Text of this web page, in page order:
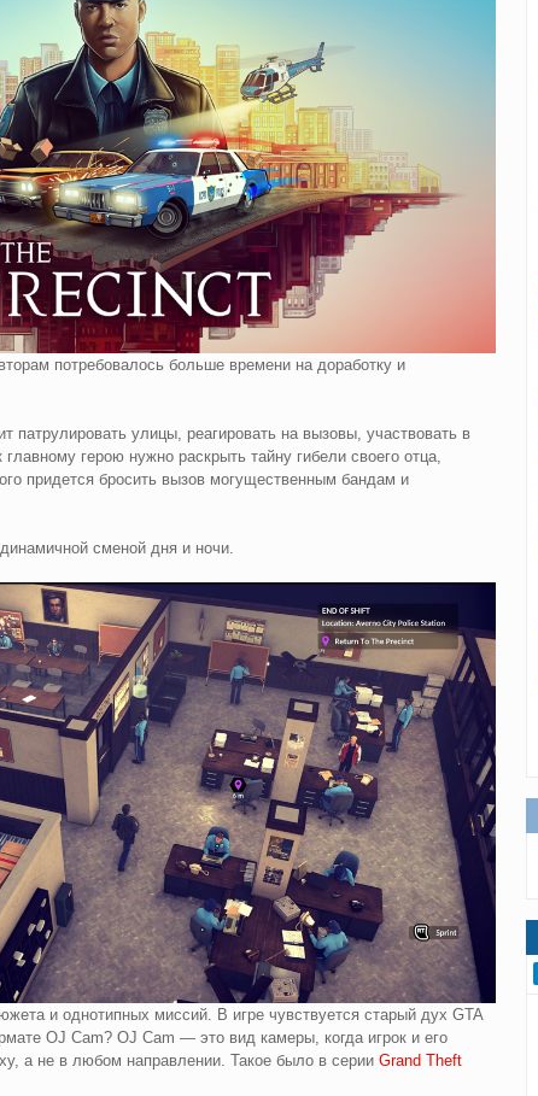
потребовалось больше времени на доработку и
патрулировать улицы, реагировать на вызовы, участвовать в
герою нужно раскрыть тайну гибели своего отца,
придется бросить вызов могущественным бандам и
сменой дня и ночи.
и однотипных миссий. В игре чувствуется старый дух GTA
OJ Cam? OJ Cam — это вид камеры, когда игрок и его
а не в любом направлении. Такое было в серии Grand Theft